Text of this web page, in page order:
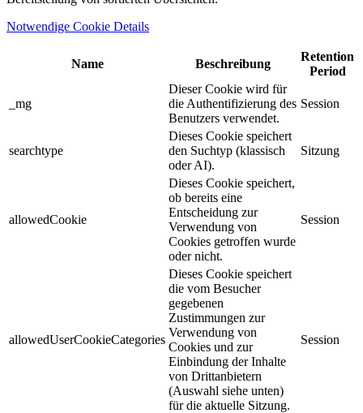
Notwendige Cookie Details
Name Beschreibung
Retention
Period
_mg
Dieser Cookie wird für
die Authentifizierung des
Benutzers verwendet.
Session
searchtype
Dieses Cookie speichert
den Suchtyp (klassisch
oder AI).
Sitzung
allowedCookie
Dieses Cookie speichert,
ob bereits eine
Entscheidung zur
Verwendung von
Cookies getroffen wurde
oder nicht.
Session
allowedUserCookieCategories
Dieses Cookie speichert
die vom Besucher
gegebenen
Zustimmungen zur
Verwendung von
Cookies und zur
Einbindung der Inhalte
von Drittanbietern
(Auswahl siehe unten)
für die aktuelle Sitzung.
Session